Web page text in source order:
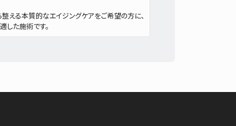
える本質的なエイジングケアをご希望の方に、
した施術です。